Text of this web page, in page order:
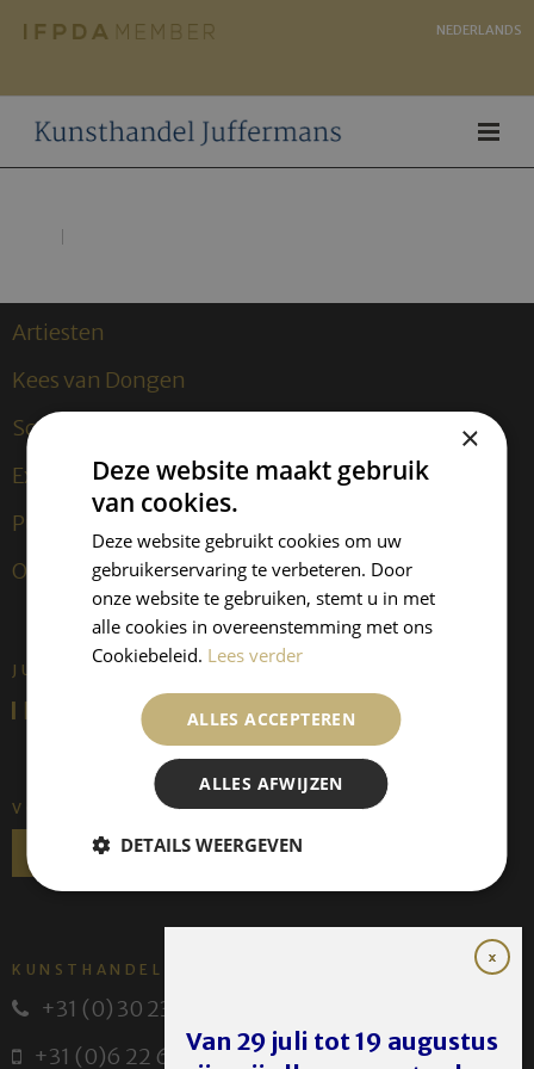
NEDERLANDS
Artiesten
Kees van Dongen
Sculpturen
Exposities
Publicaties
Over ons
JUFFERMANS FINE ART IS:
VOLG ONS
KUNSTHANDEL JUFFERMANS
+31 (0) 30 231 14 63
+31 (0)6 22 614 582
Van 29 juli tot 19 augustus
×
Deze website maakt gebruik
van cookies.
Deze website gebruikt cookies om uw
gebruikerservaring te verbeteren. Door
onze website te gebruiken, stemt u in met
alle cookies in overeenstemming met ons
Cookiebeleid. Lees verder
ALLES ACCEPTEREN
ALLES AFWIJZEN
DETAILS WEERGEVEN